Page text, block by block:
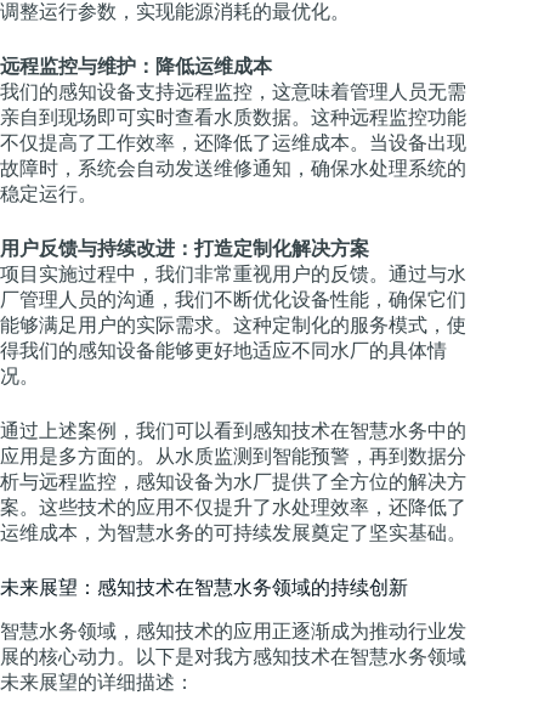
调整运行参数，实现能源消耗的最优化。
远程监控与维护：降低运维成本
我们的感知设备支持远程监控，这意味着管理人员无需
亲自到现场即可实时查看水质数据。这种远程监控功能
不仅提高了工作效率，还降低了运维成本。当设备出现
故障时，系统会自动发送维修通知，确保水处理系统的
稳定运行。
用户反馈与持续改进：打造定制化解决方案
项目实施过程中，我们非常重视用户的反馈。通过与水
厂管理人员的沟通，我们不断优化设备性能，确保它们
能够满足用户的实际需求。这种定制化的服务模式，使
得我们的感知设备能够更好地适应不同水厂的具体情
况。
通过上述案例，我们可以看到感知技术在智慧水务中的
应用是多方面的。从水质监测到智能预警，再到数据分
析与远程监控，感知设备为水厂提供了全方位的解决方
案。这些技术的应用不仅提升了水处理效率，还降低了
运维成本，为智慧水务的可持续发展奠定了坚实基础。
未来展望：感知技术在智慧水务领域的持续创新
智慧水务领域，感知技术的应用正逐渐成为推动行业发
展的核心动力。以下是对我方感知技术在智慧水务领域
未来展望的详细描述：